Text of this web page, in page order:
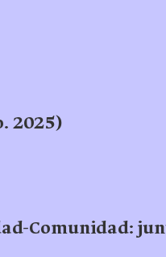
2025)
Comunidad: